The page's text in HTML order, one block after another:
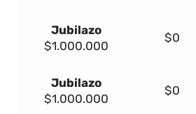
Jubilazo
$1.000.000
$0
Jubilazo
$1.000.000
$0